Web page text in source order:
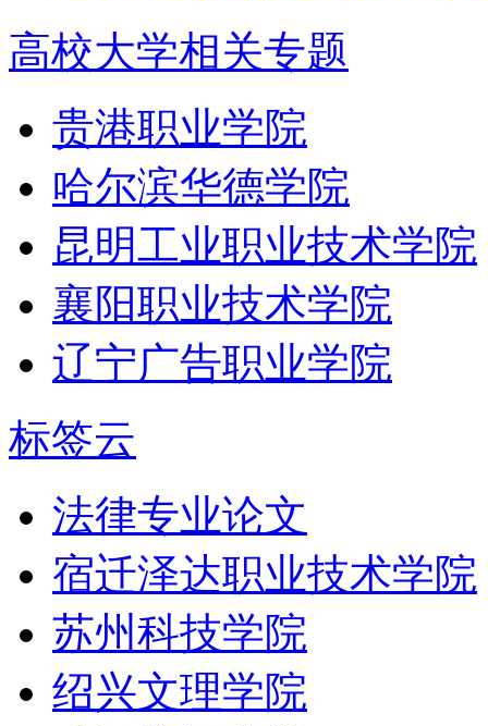
高校大学相关专题
贵港职业学院
哈尔滨华德学院
昆明工业职业技术学院
襄阳职业技术学院
辽宁广告职业学院
标签云
法律专业论文
宿迁泽达职业技术学院
苏州科技学院
绍兴文理学院